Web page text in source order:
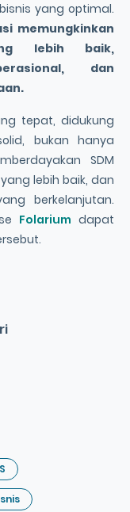
yang optimal.
memungkinkan
lebih baik,
dan
tepat, didukung
bukan hanya
SDM
lebih baik, dan
berkelanjutan.
Folarium dapat